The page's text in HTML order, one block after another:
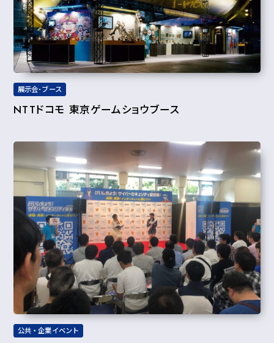
展示会･ブース
NTTドコモ 東京ゲームショウブース
公共・企業イベント